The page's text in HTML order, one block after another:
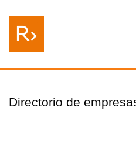
Directorio de